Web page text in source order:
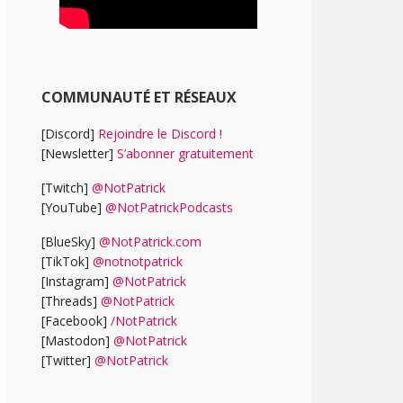
COMMUNAUTÉ ET RÉSEAUX
[Discord] Rejoindre le Discord !
[Newsletter] S’abonner gratuitement
[Twitch] @NotPatrick
[YouTube] @NotPatrickPodcasts
[BlueSky] @NotPatrick.com
[TikTok] @notnotpatrick
[Instagram] @NotPatrick
[Threads] @NotPatrick
[Facebook] /NotPatrick
[Mastodon] @NotPatrick
[Twitter] @NotPatrick